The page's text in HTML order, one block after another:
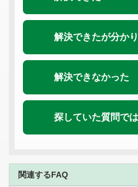
解決できたが分か
解決できなかった
探していた質問で
関連するFAQ